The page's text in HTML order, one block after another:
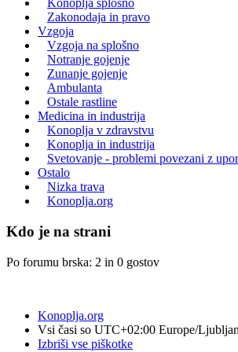
Konoplja splošno
Zakonodaja in pravo
Vzgoja
Vzgoja na splošno
Notranje gojenje
Zunanje gojenje
Ambulanta
Ostale rastline
Medicina in industrija
Konoplja v zdravstvu
Konoplja in industrija
Svetovanje - problemi povezani z
Ostalo
Nizka trava
Konoplja.org
Kdo je na strani
Po forumu brska: 2 in 0 gostov
Konoplja.org
Vsi časi so UTC+02:00 Europe/
Izbriši vse piškotke